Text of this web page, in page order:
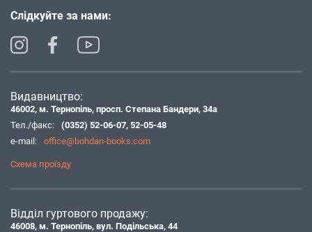
Слідкуйте за нами:
Видавництво:
46002, м. Тернопіль, просп. Степана Бандери, 34а
Тел./факс:
(0352) 52-06-07, 52-05-48
e-mail:
office@bohdan-books.com
Схема проїзду
Відділ гуртового продажу:
46008, м. Тернопіль, вул. Подільська, 44